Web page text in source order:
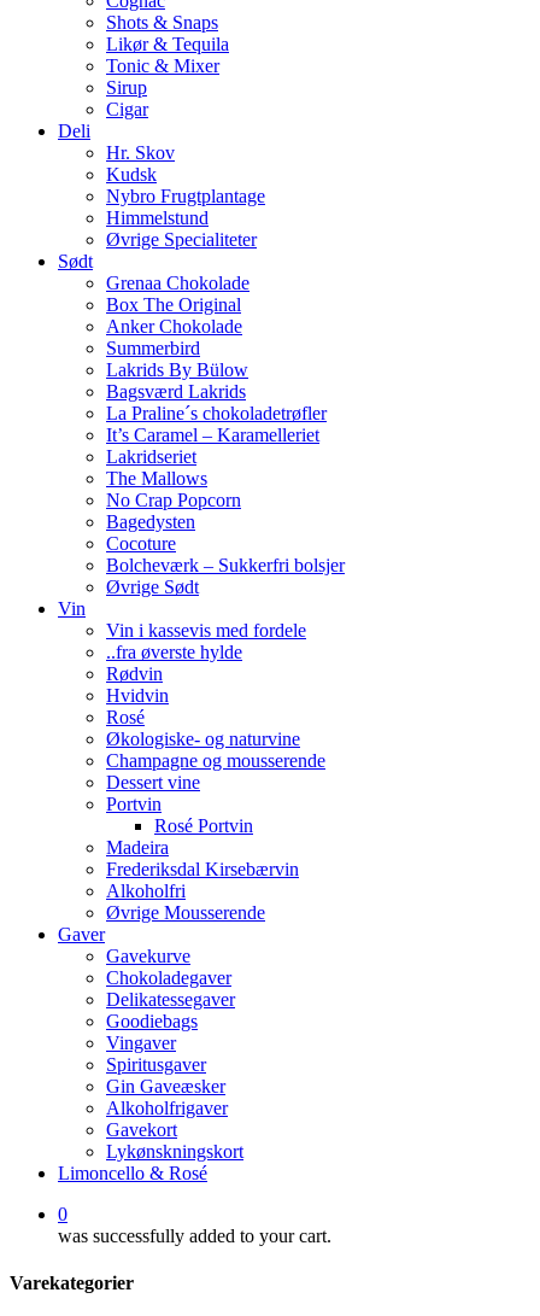
Shots & Snaps
Likør & Tequila
Tonic & Mixer
Sirup
Cigar
Deli
Hr. Skov
Kudsk
Nybro Frugtplantage
Himmelstund
Øvrige Specialiteter
Sødt
Grenaa Chokolade
Box The Original
Anker Chokolade
Summerbird
Lakrids By Bülow
Bagsværd Lakrids
La Praline´s chokoladetrøfler
It’s Caramel – Karamelleriet
Lakridseriet
The Mallows
No Crap Popcorn
Bagedysten
Cocoture
Bolcheværk – Sukkerfri bolsjer
Øvrige Sødt
Vin
Vin i kassevis med fordele
..fra øverste hylde
Rødvin
Hvidvin
Rosé
Økologiske- og naturvine
Champagne og mousserende
Dessert vine
Portvin
Rosé Portvin
Madeira
Frederiksdal Kirsebærvin
Alkoholfri
Øvrige Mousserende
Gaver
Gavekurve
Chokoladegaver
Delikatessegaver
Goodiebags
Vingaver
Spiritusgaver
Gin Gaveæsker
Alkoholfrigaver
Gavekort
Lykønskningskort
Limoncello & Rosé
0
was successfully added to your cart.
Varekategorier